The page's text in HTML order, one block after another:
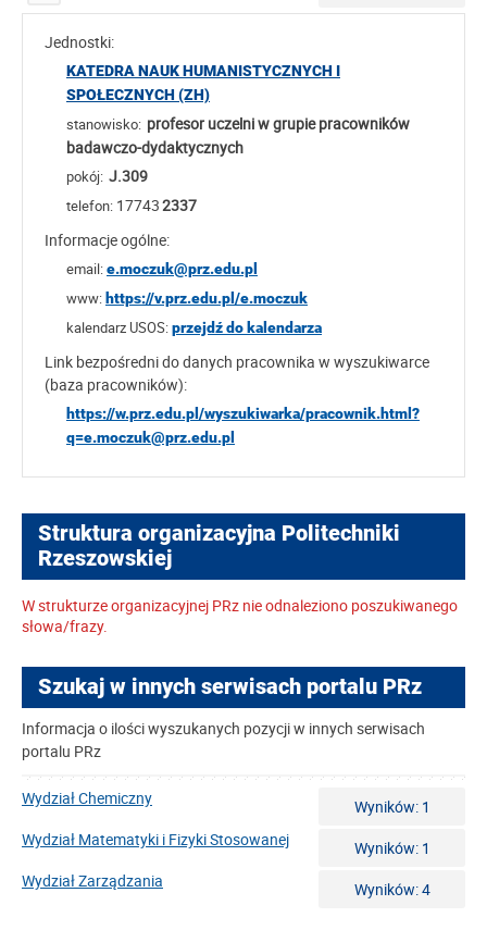
Jednostki:
KATEDRA NAUK HUMANISTYCZNYCH I
SPOŁECZNYCH (ZH)
stanowisko: profesor uczelni w grupie pracowników
badawczo-dydaktycznych
pokój: J.309
telefon: 177432337
Informacje ogólne:
email:e.moczuk@prz.edu.pl
www: https://v.prz.edu.pl/e.moczuk
kalendarz USOS:przejdź do kalendarza
Link bezpośredni do danych pracownika w wyszukiwarce
(baza pracowników):
https://w.prz.edu.pl/wyszukiwarka/pracownik.html?
q=e.moczuk@prz.edu.pl
Struktura organizacyjna Politechniki
Rzeszowskiej
W strukturze organizacyjnej PRz nie odnaleziono poszukiwanego
słowa/frazy.
Szukaj w innych serwisach portalu PRz
Informacja o ilości wyszukanych pozycji w innych serwisach
portalu PRz
Wydział Chemiczny
Wyników: 1
Wydział Matematyki i Fizyki Stosowanej
Wyników: 1
Wydział Zarządzania
Wyników: 4